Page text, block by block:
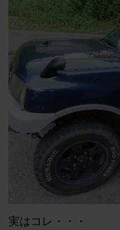
実はコレ・・・